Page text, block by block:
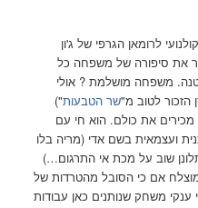
לרומאן הגרפי של ג'ון
את סיפורה של משפחה כל
משפחה מושלמת ? אולי
הזכור לטוב מ"שר הטבעות")
את כולם. הוא חי עם
ועצמאית בשם אדי (מריה בלו
שוב על מכת אי התרגום…)
אם כי הסובל מהטרדות של
ענקי משחק שנותנים כאן עבודות